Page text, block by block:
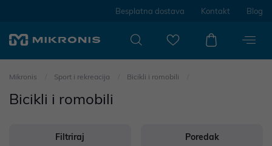
Besplatna dostava Kontakt Blog
Mikronis Sport i rekreacija Bicikli i romobili
Bicikli i romobili
Filtriraj Poredak